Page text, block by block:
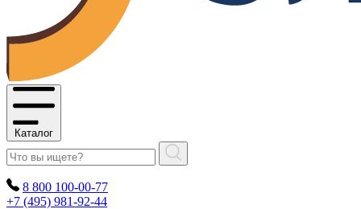
Каталог
8 800 100-00-77
+7 (495) 981-92-44